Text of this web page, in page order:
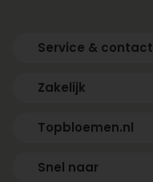
Service & contact
Zakelijk
Topbloemen.nl
Snel naar